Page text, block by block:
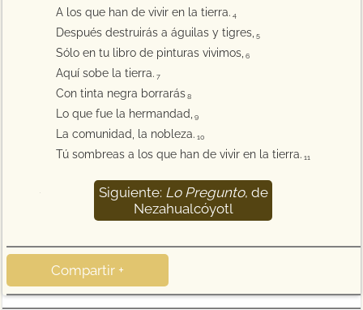
A los que han de vivir en la tierra. 4
Después destruirás a águilas y tigres, 5
Sólo en tu libro de pinturas vivimos, 6
Aquí sobe la tierra. 7
Con tinta negra borrarás 8
Lo que fue la hermandad, 9
La comunidad, la nobleza. 10
Tú sombreas a los que han de vivir en la tierra. 11
Siguiente: Lo Pregunto, de
Nezahualcóyotl
Compartir +